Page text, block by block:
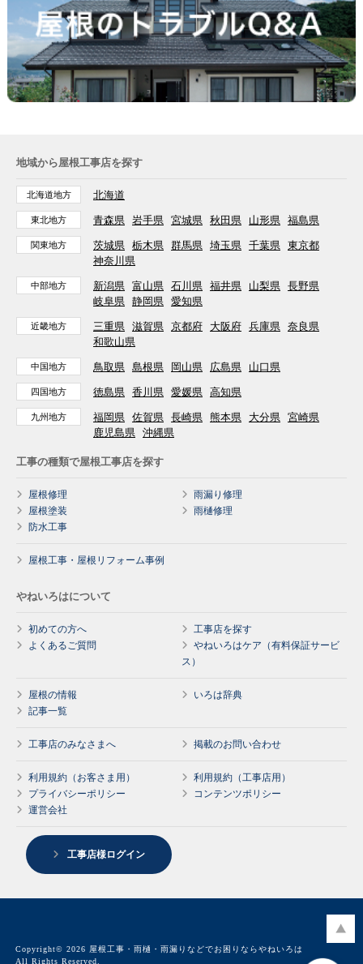
地域から屋根工事店を探す
北海道地方 北海道
東北地方 青森県 岩手県 宮城県 秋田県 山形県 福島県
関東地方 茨城県 栃木県 群馬県 埼玉県 千葉県 東京都
神奈川県
中部地方 新潟県 富山県 石川県 福井県 山梨県 長野県
岐阜県 静岡県 愛知県
近畿地方 三重県 滋賀県 京都府 大阪府 兵庫県 奈良県
和歌山県
中国地方 鳥取県 島根県 岡山県 広島県 山口県
四国地方 徳島県 香川県 愛媛県 高知県
九州地方 福岡県 佐賀県 長崎県 熊本県 大分県 宮崎県
鹿児島県 沖縄県
工事の種類で屋根工事店を探す
屋根修理
雨漏り修理
屋根塗装
雨樋修理
防水工事
屋根工事・屋根リフォーム事例
やねいろはについて
初めての方へ
工事店を探す
よくあるご質問
やねいろはケア（有料保証サービ
ス）
屋根の情報
いろは辞典
記事一覧
工事店のみなさまへ 掲載のお問い合わせ
利用規約（お客さま用）
利用規約（工事店用）
プライバシーポリシー
コンテンツポリシー
運営会社
工事店様ログイン
Copyright© 2026 屋根工事・雨樋・雨漏りなどでお困りならやねいろは
All Rights Reserved.